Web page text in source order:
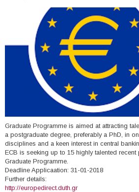
Graduate Programme is aimed at attracting
a postgraduate degree, preferably a PhD, in
disciplines and a keen interest in central
ECB is seeking up to 15 highly talented
Graduate Programme.
Deadline Applicaation: 31-01-2018
Further details:
http://europedirect.duth.gr